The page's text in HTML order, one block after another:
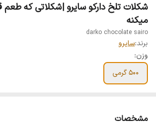
شکلات تلخ دارکو سایرو |شکلاتی که
میکنه
darko chocolate sairo
برند:سایرو
وزن:
۵۰۰ گرمی
مشخصات